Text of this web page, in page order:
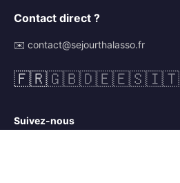
Contact direct ?
✉️ contact@sejourthalasso.fr
🇫🇷🇬🇧🇩🇪🇪🇸🇮🇹
Suivez-nous